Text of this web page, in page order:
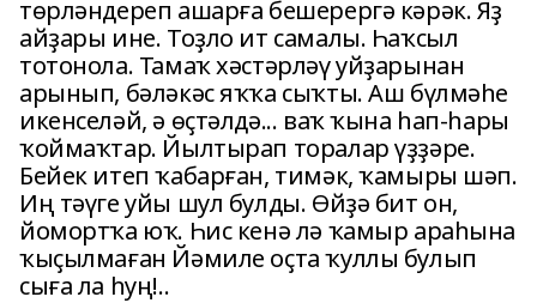
төрләндереп ашарға бешерергә кәрәк. Яҙ
айҙары ине. Тоҙло ит самалы. Һаҡсыл
тотонола. Тамаҡ хәстәрләү уйҙарынан
арынып, бәләкәс яҡҡа сыҡты. Аш бүлмәһе
икенселәй, ә өҫтәлдә... ваҡ ҡына һап-һары
ҡоймаҡтар. Йылтырап торалар үҙҙәре.
Бейек итеп ҡабарған, тимәк, ҡамыры шәп.
Иң тәүге уйы шул булды. Өйҙә бит он,
йомортҡа юҡ. Һис кенә лә ҡамыр араһына
ҡыҫылмаған Йәмиле оҫта ҡуллы булып
сыға ла һуң!..